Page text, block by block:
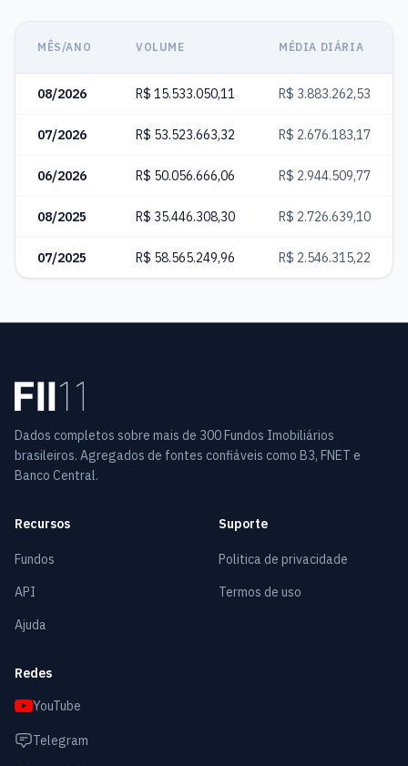
MÊS/ANO VOLUME MÉDIA DIÁRIA
08/2026 R$ 15.533.050,11 R$ 3.883.262,53
07/2026 R$ 53.523.663,32 R$ 2.676.183,17
06/2026 R$ 50.056.666,06 R$ 2.944.509,77
08/2025 R$ 35.446.308,30 R$ 2.726.639,10
07/2025 R$ 58.565.249,96 R$ 2.546.315,22
Dados completos sobre mais de 300 Fundos Imobiliários
brasileiros. Agregados de fontes confiáveis como B3, FNET e
Banco Central.
Recursos
Fundos
API
Ajuda
Suporte
Politica de privacidade
Termos de uso
Redes
YouTube
Telegram